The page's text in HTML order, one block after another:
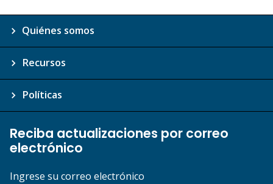
Quiénes somos
Recursos
Políticas
Reciba actualizaciones por correo
electrónico
Ingrese su correo electrónico